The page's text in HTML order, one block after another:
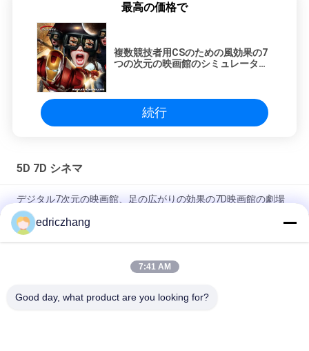
最高の価格で
複数競技者用CSのための風効果の7
つの次元の映画館のシミュレーター
続行
5D 7D シネマ
デジタル7次元の映画館、足の広がりの効果の7D映画館の劇場
6スクリーンの表示システムが付いているDOFのテーマ パーク
の催し物7Dの映画館
5.1チャネルの音声が付いているすばらしい射撃のゲーム7Dの映
edriczhang
7:41 AM
Good day, what product are you looking for?